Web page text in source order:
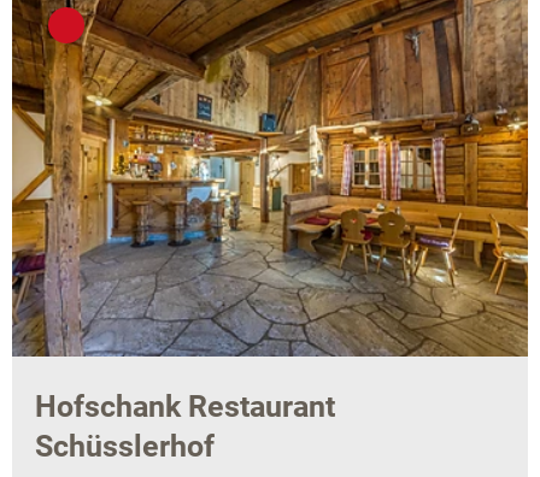
Hofschank Restaurant
Schüsslerhof